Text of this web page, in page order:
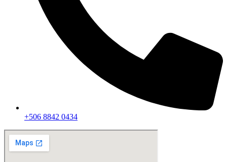
+506 8842 0434